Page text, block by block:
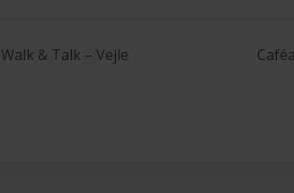
Walk & Talk – Vejle